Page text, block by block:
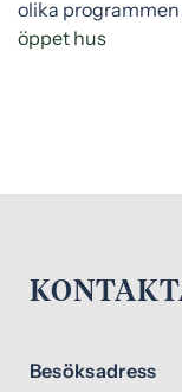
olika
öppet hus
Besöksadress